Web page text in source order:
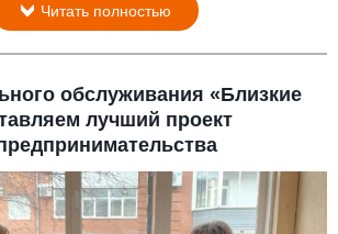
Читать полностью